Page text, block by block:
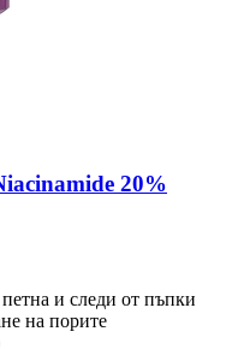
20%
и следи от пъпки
на порите